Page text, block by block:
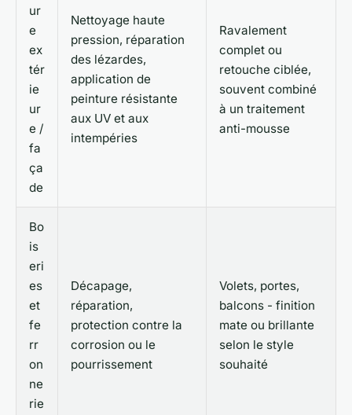
ur
e
ex
tér
ie
ur
e /
fa
ça
de
Nettoyage haute
pression, réparation
des lézardes,
application de
peinture résistante
aux UV et aux
intempéries
Ravalement
complet ou
retouche ciblée,
souvent combiné
à un traitement
anti-mousse
Bo
is
eri
es
et
fe
rr
on
ne
rie
Décapage,
réparation,
protection contre la
corrosion ou le
pourrissement
Volets, portes,
balcons - finition
mate ou brillante
selon le style
souhaité